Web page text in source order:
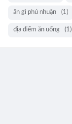
ăn gì phú nhuận (1)
địa điểm ăn uống (1)